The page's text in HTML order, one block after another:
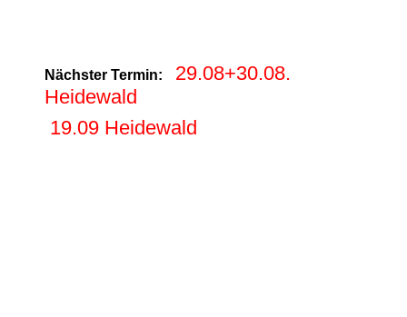
Nächster Termin:
29.08+30.08.
Heidewald
19.09 Heidewald